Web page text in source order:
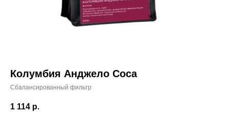
Колумбия Анджело Соса
Сбалансированный фильтр
1 114 р.